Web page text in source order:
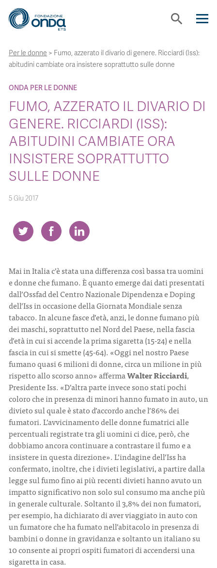
search
CHI SIAMO
CON CHI LAVORIAMO
STRUMENTI
BOLLINI
ITA ENG
Per le donne > Fumo, azzerato il divario di genere. Ricciardi (Iss):
abitudini cambiate ora insistere soprattutto sulle donne
ONDA PER LE DONNE
FUMO, AZZERATO IL DIVARIO DI
GENERE. RICCIARDI (ISS):
ABITUDINI CAMBIATE ORA
INSISTERE SOPRATTUTTO
SULLE DONNE
5 Giu 2017
Mai in Italia c’è stata una differenza così bassa tra uomini
e donne che fumano. È quanto emerge dai dati presentati
dall’Ossfad del Centro Nazionale Dipendenza e Doping
dell’Iss in occasione della Giornata Mondiale senza
tabacco. In alcune fasce d’età, anzi, le donne fumano più
dei maschi, soprattutto nel Nord del Paese, nella fascia
d’età in cui si accende la prima sigaretta (15-24) e nella
fascia in cui si smette (45-64). «Oggi nel nostro Paese
fumano quasi 6 milioni di donne, circa un milione in più
rispetto allo scorso anno» affermaWalter Ricciardi,
Presidente Iss. «D’altra parte invece sono stati pochi
coloro che in presenza di minori hanno fumato in auto, un
divieto sul quale è stato d’accordo anche l’86% dei
fumatori. L’avvicinamento delle donne fumatrici alle
percentuali registrate tra gli uomini ci dice, però, che
dobbiamo ancora continuare a contrastare il fumo e a
insistere in questa direzione». L’indagine dell’Iss ha
confermato, inoltre, che i divieti legislativi, a partire dalla
legge sul fumo fino ai più recenti divieti hanno avuto un
impatto significativo non solo sul consumo ma anche più
in generale culturale. Soltanto il 3,8% dei non fumatori,
per esempio, ha dichiarato di aver viaggiato in auto con
un fumatore che ha fumato nell’abitacolo in presenza di
bambini o donne in gravidanza e soltanto un italiano su
10 consente ai propri ospiti fumatori di accendersi una
sigaretta in casa.